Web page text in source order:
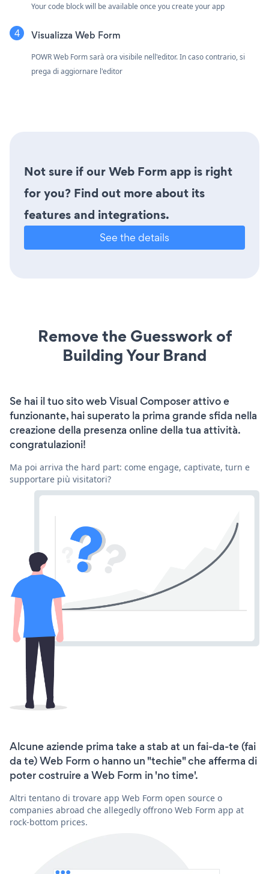
Your code block will be available once you create your app
Visualizza Web Form
POWR Web Form sarà ora visibile nell'editor. In caso contrario, si
prega di aggiornare l'editor
Not sure if our Web Form app is right
for you? Find out more about its
features and integrations.
See the details
Remove the Guesswork of
Building Your Brand
Se hai il tuo sito web Visual Composer attivo e
funzionante, hai superato la prima grande sfida nella
creazione della presenza online della tua attività.
congratulazioni!
Ma poi arriva the hard part: come engage, captivate, turn e
supportare più visitatori?
Alcune aziende prima take a stab at un fai-da-te (fai
da te) Web Form o hanno un "techie" che afferma di
poter costruire a Web Form in 'no time'.
Altri tentano di trovare app Web Form open source o
companies abroad che allegedly offrono Web Form app at
rock-bottom prices.